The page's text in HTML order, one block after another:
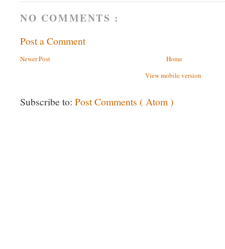
NO COMMENTS :
Post a Comment
Newer Post
Home
View mobile version
Subscribe to: Post Comments ( Atom )